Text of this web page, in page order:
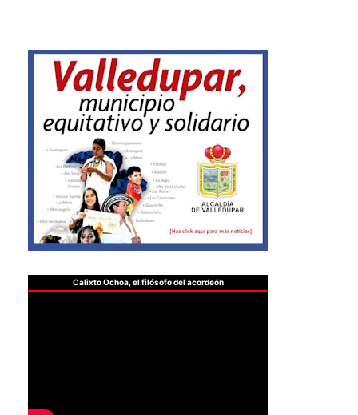
Calixto Ochoa, el filósofo del acordeón